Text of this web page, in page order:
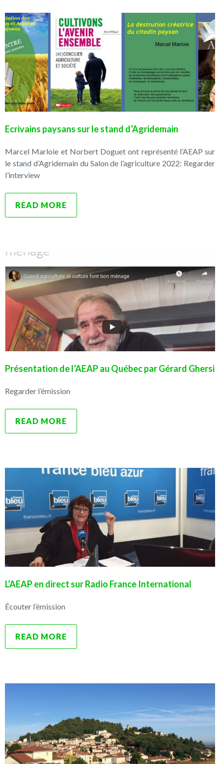
Ecrivains paysans sur le stand d’Agridemain
Marcel Marloie et Norbert Doguet ont représenté l’AEAP sur
le stand d’Agridemain du Salon de l’agriculture 2022: Regarder
l’interview
READ MORE
Présentation de l’AEAP au Québec par Gérard Ghersi
Regarder l’émission
READ MORE
L’AEAP en direct sur Radio France International
Écouter l’émission
READ MORE